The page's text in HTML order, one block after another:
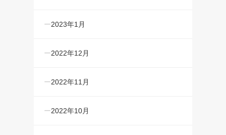
2023年1月
2022年12月
2022年11月
2022年10月